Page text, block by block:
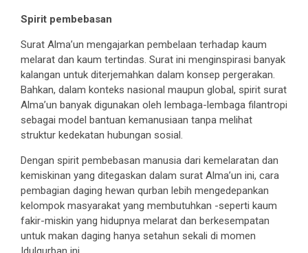
Spirit pembebasan
Surat Alma’un mengajarkan pembelaan terhadap kaum
melarat dan kaum tertindas. Surat ini menginspirasi banyak
kalangan untuk diterjemahkan dalam konsep pergerakan.
Bahkan, dalam konteks nasional maupun global, spirit surat
Alma’un banyak digunakan oleh lembaga-lembaga filantropi
sebagai model bantuan kemanusiaan tanpa melihat
struktur kedekatan hubungan sosial.
Dengan spirit pembebasan manusia dari kemelaratan dan
kemiskinan yang ditegaskan dalam surat Alma’un ini, cara
pembagian daging hewan qurban lebih mengedepankan
kelompok masyarakat yang membutuhkan -seperti kaum
fakir-miskin yang hidupnya melarat dan berkesempatan
untuk makan daging hanya setahun sekali di momen